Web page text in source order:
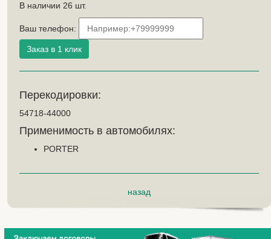
В наличии 26 шт.
Ваш телефон:
Перекодировки:
54718-44000
Применимость в автомобилях:
PORTER
назад